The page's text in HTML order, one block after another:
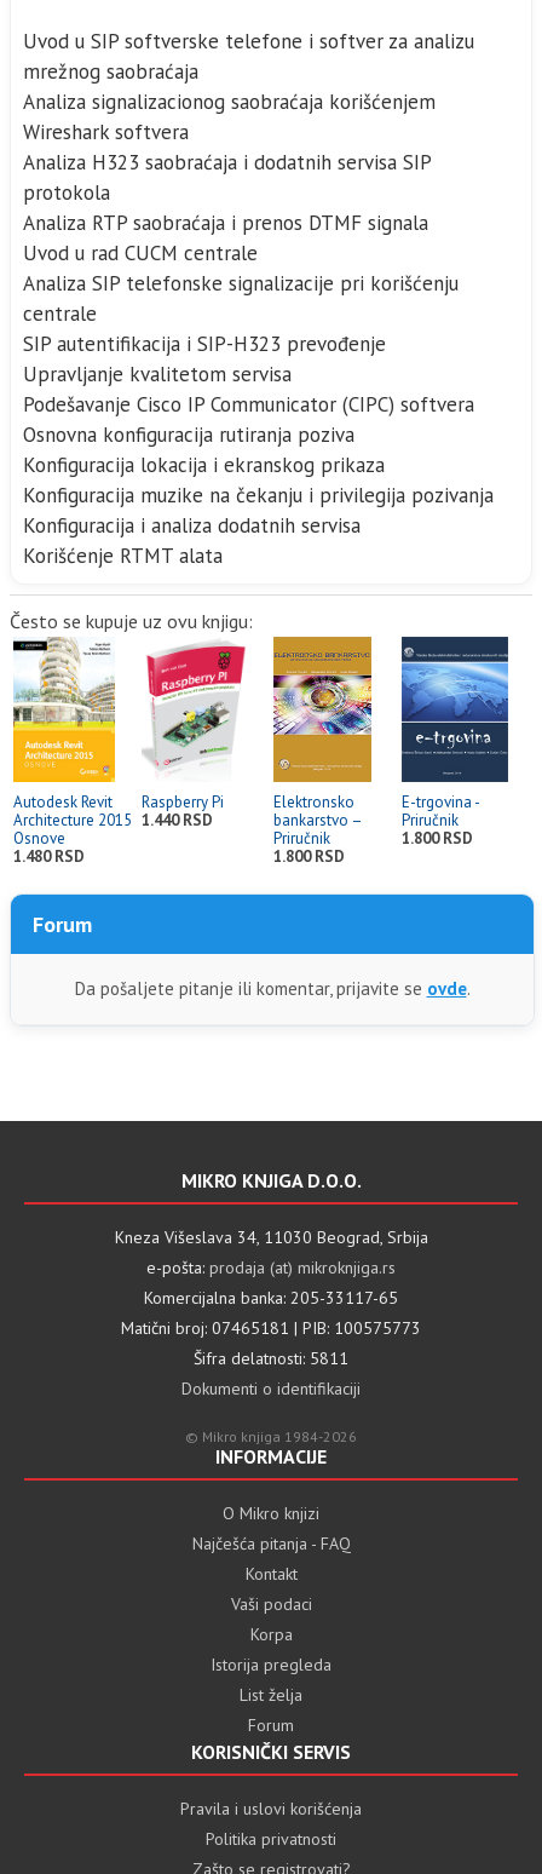
Uvod u SIP softverske telefone i softver za analizu
mrežnog saobraćaja
Analiza signalizacionog saobraćaja korišćenjem
Wireshark softvera
Analiza H323 saobraćaja i dodatnih servisa SIP
protokola
Analiza RTP saobraćaja i prenos DTMF signala
Uvod u rad CUCM centrale
Analiza SIP telefonske signalizacije pri korišćenju
centrale
SIP autentifikacija i SIP-H323 prevođenje
Upravljanje kvalitetom servisa
Podešavanje Cisco IP Communicator (CIPC) softvera
Osnovna konfiguracija rutiranja poziva
Konfiguracija lokacija i ekranskog prikaza
Konfiguracija muzike na čekanju i privilegija pozivanja
Konfiguracija i analiza dodatnih servisa
Korišćenje RTMT alata
Često se kupuje uz ovu knjigu:
Autodesk Revit
Architecture 2015
Osnove
1.480 RSD
Raspberry Pi
1.440 RSD
Elektronsko
bankarstvo –
Priručnik
1.800 RSD
E-trgovina -
Priručnik
1.800 RSD
Forum
Da pošaljete pitanje ili komentar, prijavite se ovde.
MIKRO KNJIGA D.O.O.
Kneza Višeslava 34, 11030 Beograd, Srbija
e-pošta: prodaja (at) mikroknjiga.rs
Komercijalna banka: 205-33117-65
Matični broj: 07465181 | PIB: 100575773
Šifra delatnosti: 5811
Dokumenti o identifikaciji
© Mikro knjiga 1984-2026
INFORMACIJE
O Mikro knjizi
Najčešća pitanja - FAQ
Kontakt
Vaši podaci
Korpa
Istorija pregleda
List želja
Forum
KORISNIČKI SERVIS
Pravila i uslovi korišćenja
Politika privatnosti
Zašto se registrovati?